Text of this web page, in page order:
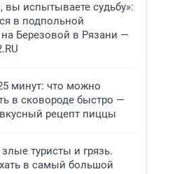
вы испытываете судьбу»:
в подпольной
Березовой в Рязани —
минут: что можно
в сковороде быстро —
рецепт пиццы
туристы и грязь.
в самый большой